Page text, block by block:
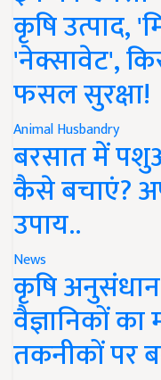
कृषि उत्पाद,
'नेक्सावेट',
फसल सुरक्षा!
Animal Husbandry
बरसात में
कैसे बचाएं?
उपाय..
News
कृषि
वैज्ञानिकों
तकनीकों पर